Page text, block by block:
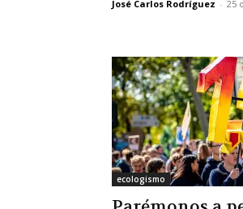
José Carlos Rodríguez - 25
ecologismo